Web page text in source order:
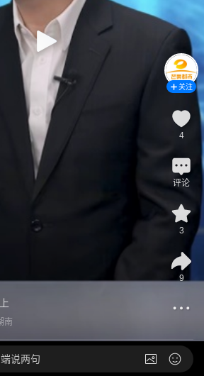
南
关注
4
评论
3
9
说两句